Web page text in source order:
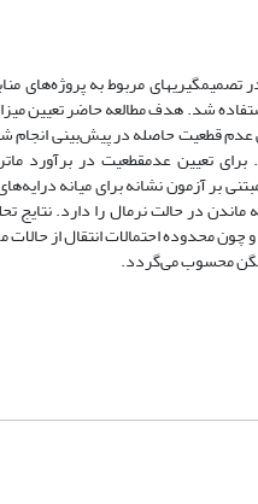
تصمیم­گیری­های مربوط به پروژه‌های
شد. هدف مطالعه حاضر تعیین
عدم قطعیت حاصله در پیش‌بینی
شد. برای تعیین عدم­قطعیت در
بر آزمون نشانه برای میانه
در حالت نرمال را دارد. نتایج
چون محدوده احتمالات انتقال از
محسوب می‌گردد.